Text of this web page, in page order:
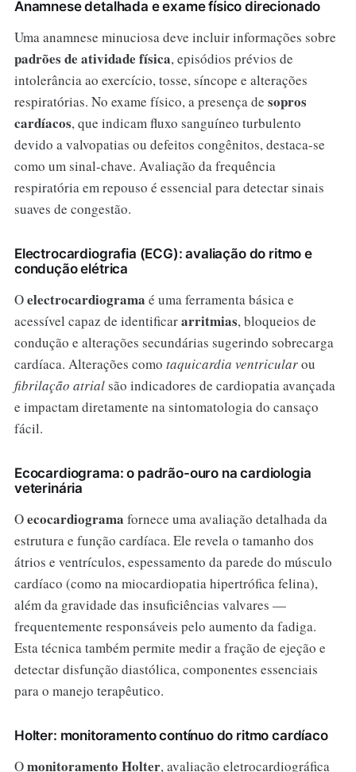
Anamnese detalhada e exame físico direcionado
Uma anamnese minuciosa deve incluir informações sobre
padrões de atividade física, episódios prévios de
intolerância ao exercício, tosse, síncope e alterações
respiratórias. No exame físico, a presença de sopros
cardíacos, que indicam fluxo sanguíneo turbulento
devido a valvopatias ou defeitos congênitos, destaca-se
como um sinal-chave. Avaliação da frequência
respiratória em repouso é essencial para detectar sinais
suaves de congestão.
Electrocardiografia (ECG): avaliação do ritmo e
condução elétrica
Oelectrocardiograma é uma ferramenta básica e
acessível capaz de identificararritmias, bloqueios de
condução e alterações secundárias sugerindo sobrecarga
cardíaca. Alterações como taquicardia ventricularou
fibrilação atrialsão indicadores de cardiopatia avançada
e impactam diretamente na sintomatologia do cansaço
fácil.
Ecocardiograma: o padrão-ouro na cardiologia
veterinária
Oecocardiograma fornece uma avaliação detalhada da
estrutura e função cardíaca. Ele revela o tamanho dos
átrios e ventrículos, espessamento da parede do músculo
cardíaco (como na miocardiopatia hipertrófica felina),
além da gravidade das insuficiências valvares —
frequentemente responsáveis pelo aumento da fadiga.
Esta técnica também permite medir a fração de ejeção e
detectar disfunção diastólica, componentes essenciais
para o manejo terapêutico.
Holter: monitoramento contínuo do ritmo cardíaco
Omonitoramento Holter, avaliação eletrocardiográfica